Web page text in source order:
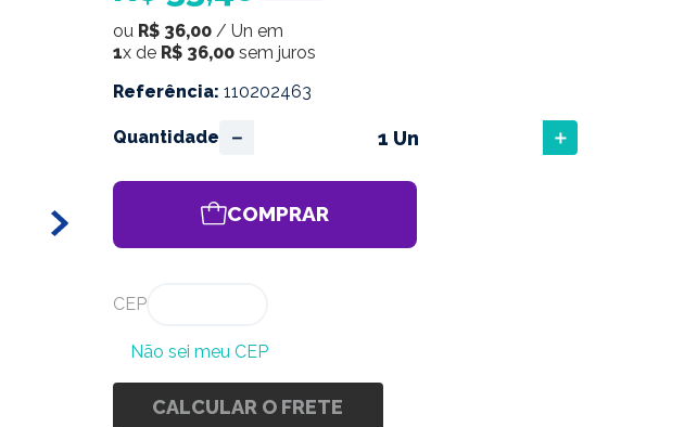
ou R$ 36,00/ Un em
1x de R$ 36,00sem juros
Referência: 110202463
Quantidade ＋
－
COMPRAR
CEP
Não sei meu CEP
CALCULAR O FRETE